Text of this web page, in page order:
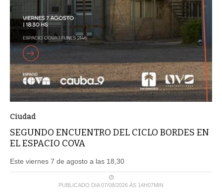
Ciudad
SEGUNDO ENCUENTRO DEL CICLO BORDES EN
EL ESPACIO COVA
Este viernes 7 de agosto a las 18,30
PUBLICADO DIA 07/08/2026 ÀS 14H07MIN